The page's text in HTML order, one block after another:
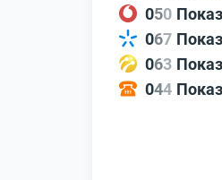
050
067
063
044